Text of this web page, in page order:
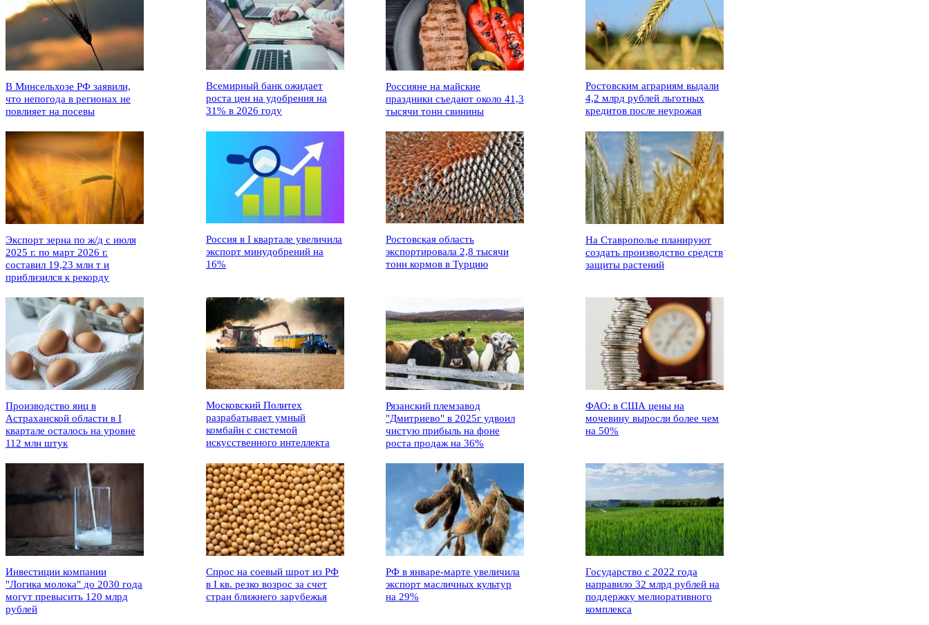
В Минсельхозе РФ заявили,
что непогода в регионах не
повлияет на посевы
Всемирный банк ожидает
роста цен на удобрения на
31% в 2026 году
Россияне на майские
праздники съедают около 41,3
тысячи тонн свинины
Ростовским аграриям выдали
4,2 млрд рублей льготных
кредитов после неурожая
Экспорт зерна по ж/д с июля
2025 г. по март 2026 г.
составил 19,23 млн т и
приблизился к рекорду
Россия в I квартале увеличила
экспорт минудобрений на
16%
Ростовская область
экспортировала 2,8 тысячи
тонн кормов в Турцию
На Ставрополье планируют
создать производство средств
защиты растений
Производство яиц в
Астраханской области в I
квартале осталось на уровне
112 млн штук
Московский Политех
разрабатывает умный
комбайн с системой
искусственного интеллекта
Рязанский племзавод
"Дмитриево" в 2025г удвоил
чистую прибыль на фоне
роста продаж на 36%
ФАО: в США цены на
мочевину выросли более чем
на 50%
Инвестиции компании
"Логика молока" до 2030 года
могут превысить 120 млрд
рублей
Спрос на соевый шрот из РФ
в I кв. резко возрос за счет
стран ближнего зарубежья
РФ в январе-марте увеличила
экспорт масличных культур
на 29%
Государство с 2022 года
направило 32 млрд рублей на
поддержку мелиоративного
комплекса